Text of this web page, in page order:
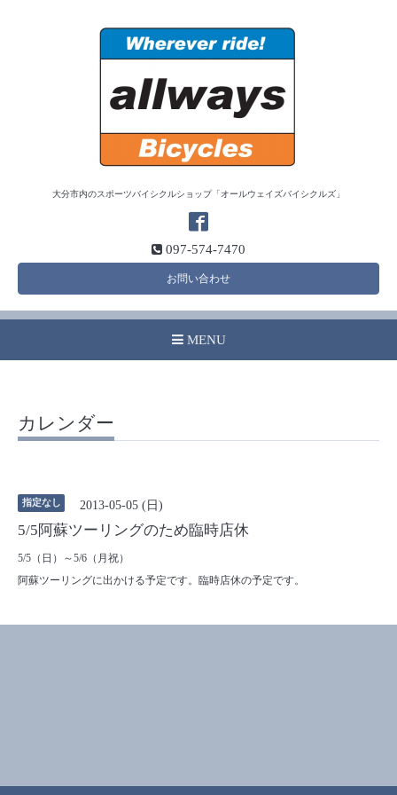
大分市内のスポーツバイシクルショップ「オールウェイズバイシクルズ」
097-574-7470
お問い合わせ
MENU
カレンダー
指定なし 2013-05-05 (日)
5/5阿蘇ツーリングのため臨時店休
5/5（日）～5/6（月祝）
阿蘇ツーリングに出かける予定です。臨時店休の予定です。